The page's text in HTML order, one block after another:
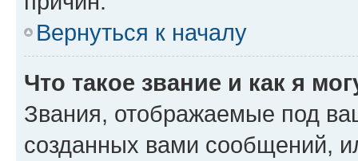
Вернуться к началу
Что такое звание и как я
Звания, отображаемые под
созданных вами сообщений,